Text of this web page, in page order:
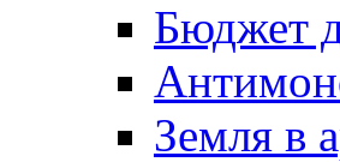
Бюджет
Земля в